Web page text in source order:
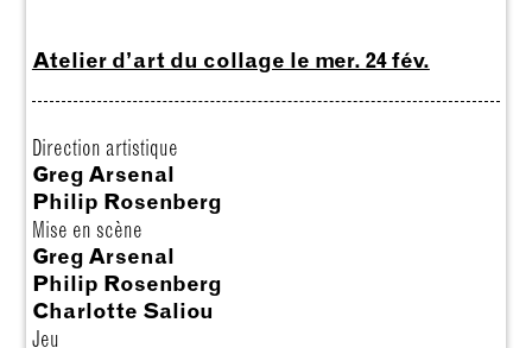
Atelier d’art du collage le mer. 24 fév.
Direction artistique
Greg Arsenal
Philip Rosenberg
Mise en scène
Greg Arsenal
Philip Rosenberg
Charlotte Saliou
Jeu